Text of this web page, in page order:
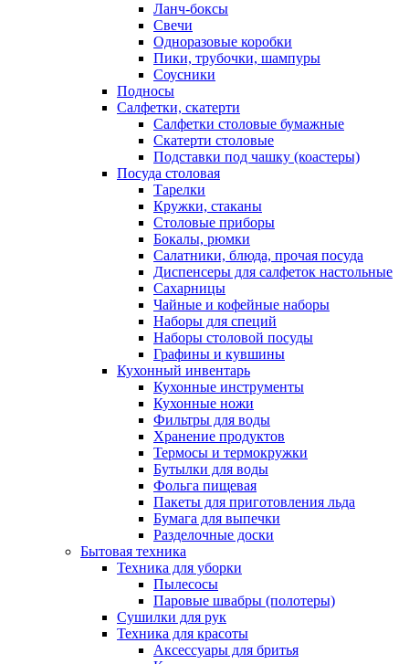
Ланч-боксы
Свечи
Одноразовые коробки
Пики, трубочки, шампуры
Соусники
Подносы
Салфетки, скатерти
Салфетки столовые бумажные
Скатерти столовые
Подставки под чашку (коастеры)
Посуда столовая
Тарелки
Кружки, стаканы
Столовые приборы
Бокалы, рюмки
Салатники, блюда, прочая посуда
Диспенсеры для салфеток настольные
Сахарницы
Чайные и кофейные наборы
Наборы для специй
Наборы столовой посуды
Графины и кувшины
Кухонный инвентарь
Кухонные инструменты
Кухонные ножи
Фильтры для воды
Хранение продуктов
Термосы и термокружки
Бутылки для воды
Фольга пищевая
Пакеты для приготовления льда
Бумага для выпечки
Разделочные доски
Бытовая техника
Техника для уборки
Пылесосы
Паровые швабры (полотеры)
Сушилки для рук
Техника для красоты
Аксессуары для бритья